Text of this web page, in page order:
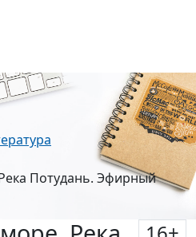
Потудань. Эфирный